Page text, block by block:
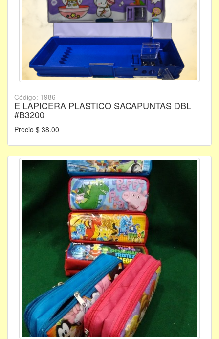
Código: 1986
E LAPICERA PLASTICO SACAPUNTAS DBL
#B3200
Precio $ 38.00